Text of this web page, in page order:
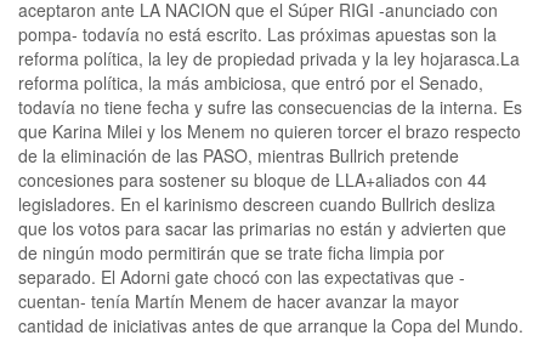
aceptaron ante LA NACION que el Súper RIGI -anunciado con
pompa- todavía no está escrito. Las próximas apuestas son la
reforma política, la ley de propiedad privada y la ley hojarasca.La
reforma política, la más ambiciosa, que entró por el Senado,
todavía no tiene fecha y sufre las consecuencias de la interna. Es
que Karina Milei y los Menem no quieren torcer el brazo respecto
de la eliminación de las PASO, mientras Bullrich pretende
concesiones para sostener su bloque de LLA+aliados con 44
legisladores. En el karinismo descreen cuando Bullrich desliza
que los votos para sacar las primarias no están y advierten que
de ningún modo permitirán que se trate ficha limpia por
separado. El Adorni gate chocó con las expectativas que -
cuentan- tenía Martín Menem de hacer avanzar la mayor
cantidad de iniciativas antes de que arranque la Copa del Mundo.